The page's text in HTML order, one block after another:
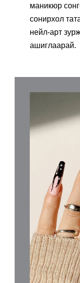
маникюр
сонирхол
нейл-арт
ашиглаарай.